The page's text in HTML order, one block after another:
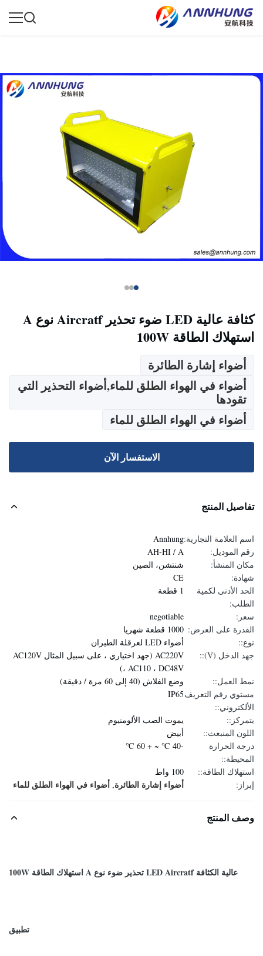
كثافة عالية LED ضوء تحذير Aircratf نوع A
استهلاك الطاقة 100W
أضواء إشارة الطائرة
أضواء في الهواء الطلق للماء,أضواء التحذير التي
تقودها
أضواء في الهواء الطلق للماء
الاستفسار الآن
تفاصيل المنتج
اسم العلامة التجارية:Annhung
رقم الموديل:
AH-HI / A
مكان المنشأ:
شنتشن، الصين
شهادة:
CE
الحد الأدنى لكمية
الطلب:
1 قطعة
سعر:
negotiable
القدرة على العرض: 1000 قطعة شهريا
نوع::
أضواء LED لعرقلة الطيران
جهد الدخل (V)::
AC220V (جهد اختياري ، على سبيل المثال AC120V
، AC110 ، DC48V)
نمط العمل::
وضع الفلاش (40 إلى 60 مرة / دقيقة)
مستوي رقم التعريف
الألكتروني::
IP65
يتمركز::
يموت الصب الألومنيوم
اللون المنبعث::
أبيض
درجة الحرارة
المحيطة::
-40 ℃ ~ + 60 ℃
استهلاك الطاقة::
100 واط
إبراز:
أضواء إشارة الطائرة, أضواء في الهواء الطلق للماء
وصف المنتج
عالية الكثافة LED Aircratf تحذير ضوء نوع A استهلاك الطاقة 100W
تطبيق